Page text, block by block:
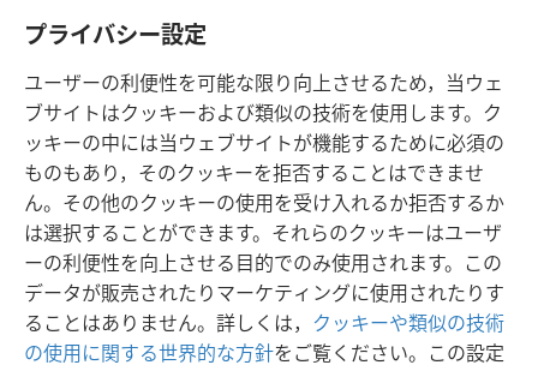
プライバシー設定
ユーザーの利便性を可能な限り向上させるため，当ウェ
ブサイトはクッキーおよび類似の技術を使用します。ク
ッキーの中には当ウェブサイトが機能するために必須の
ものもあり，そのクッキーを拒否することはできませ
ん。その他のクッキーの使用を受け入れるか拒否するか
は選択することができます。それらのクッキーはユーザ
ーの利便性を向上させる目的でのみ使用されます。この
データが販売されたりマーケティングに使用されたりす
ることはありません。詳しくは， クッキーや類似の技術
の使用に関する世界的な方針をご覧ください。この設定
も，宣べ伝える活動に言及していると考えていました。
g 18節:「エホバに近づきなさい」の288-289ページ を参照。
日本語 シェアする 設定
Copyright© 2026 Watch Tower Bible and Tract Society of Pennsylvania
利用規約
プライバシーに関する方針 プライバシー設定
JW.ORG
ログイン